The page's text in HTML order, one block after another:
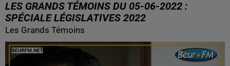
LES GRANDS TÉMOINS DU 05-06-2022 :
SPÉCIALE LÉGISLATIVES 2022
Les Grands Témoins